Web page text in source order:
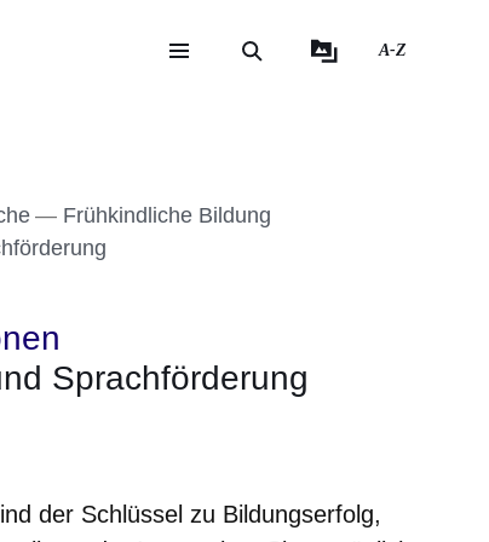
A-Z
Frühkindliche Bildung
Sprachförderung
der Schlüssel zu Bildungserfolg,